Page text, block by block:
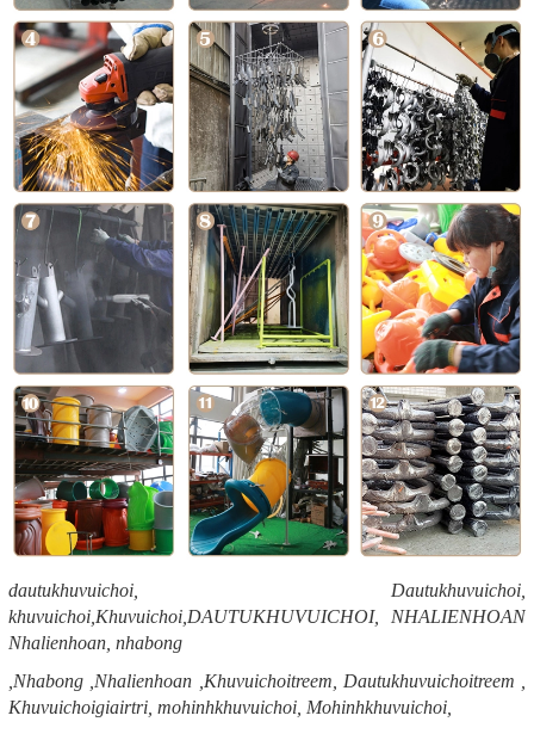
dautukhuvuichoi, Dautukhuvuichoi,
khuvuichoi,Khuvuichoi,DAUTUKHUVUICHOI, NHALIENHOAN
Nhalienhoan, nhabong
,Nhabong ,Nhalienhoan ,Khuvuichoitreem, Dautukhuvuichoitreem ,
Khuvuichoigiairtri, mohinhkhuvuichoi, Mohinhkhuvuichoi,